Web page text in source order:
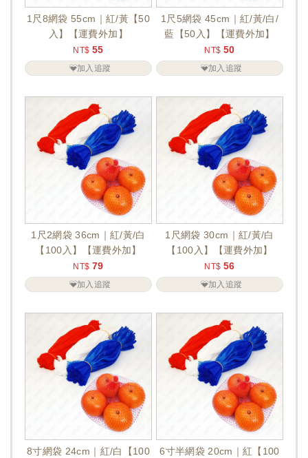
1尺8網袋 55cm｜紅/黃【50
入】【運費外加】
NT$ 55
加入追蹤
1尺5網袋 45cm｜紅/黃/白/
藍【50入】【運費外加】
NT$ 50
加入追蹤
1尺2網袋 36cm｜紅/黃/白
【100入】【運費外加】
NT$ 79
加入追蹤
1尺網袋 30cm｜紅/黃/白
【100入】【運費外加】
NT$ 56
加入追蹤
8寸網袋 24cm｜紅/白【100
6寸半網袋 20cm｜紅【100